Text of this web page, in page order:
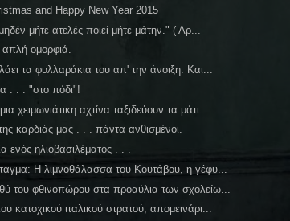
and Happy New Year 2015
μήτε ατελές ποιεί μήτε μάτην." ( Αρ...
απλή ομορφιά.
τα φυλλαράκια του απ' την άνοιξη. Και...
. . . "στο πόδι"!
χειμωνιάτικη αχτίνα ταξιδεύουν τα μάτι...
καρδιάς μας . . . πάντα ανθισμένοι.
ενός ηλιοβασιλέματος . . .
Η λιμνοθάλασσα του Κουτάβου, η γέφυ...
του φθινοπώρου στα προαύλια των σχολείω...
κατοχικού ιταλικού στρατού, απομεινάρι...